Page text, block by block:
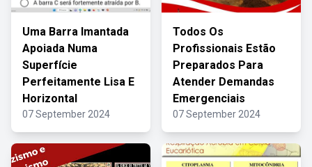
Uma Barra Imantada
Apoiada Numa
Superfície
Perfeitamente Lisa E
Horizontal
07 September 2024
Todos Os
Profissionais Estão
Preparados Para
Atender Demandas
Emergenciais
07 September 2024